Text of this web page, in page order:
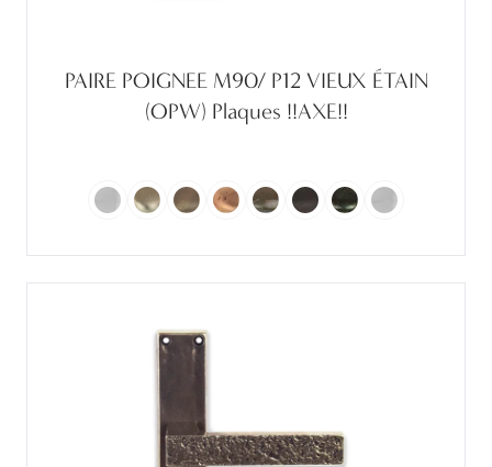
PAIRE POIGNEE M90/ P12 VIEUX ÉTAIN
(OPW) Plaques !!AXE!!